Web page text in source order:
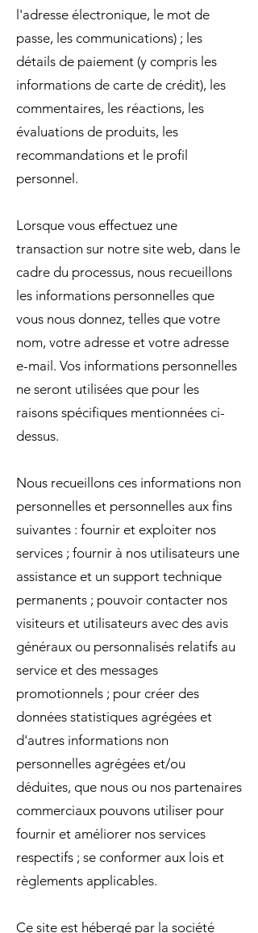
l'adresse électronique, le mot de
passe, les communications) ; les
détails de paiement (y compris les
informations de carte de crédit), les
commentaires, les réactions, les
évaluations de produits, les
recommandations et le profil
personnel.
Lorsque vous effectuez une
transaction sur notre site web, dans le
cadre du processus, nous recueillons
les informations personnelles que
vous nous donnez, telles que votre
nom, votre adresse et votre adresse
e-mail. Vos informations personnelles
ne seront utilisées que pour les
raisons spécifiques mentionnées ci-
dessus.
Nous recueillons ces informations non
personnelles et personnelles aux fins
suivantes : fournir et exploiter nos
services ; fournir à nos utilisateurs une
assistance et un support technique
permanents ; pouvoir contacter nos
visiteurs et utilisateurs avec des avis
généraux ou personnalisés relatifs au
service et des messages
promotionnels ; pour créer des
données statistiques agrégées et
d'autres informations non
personnelles agrégées et/ou
déduites, que nous ou nos partenaires
commerciaux pouvons utiliser pour
fournir et améliorer nos services
respectifs ; se conformer aux lois et
règlements applicables.
Ce site est hébergé par la société